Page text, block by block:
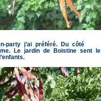
party j’ai préféré. Du côté
Le jardin de Boistine sent le